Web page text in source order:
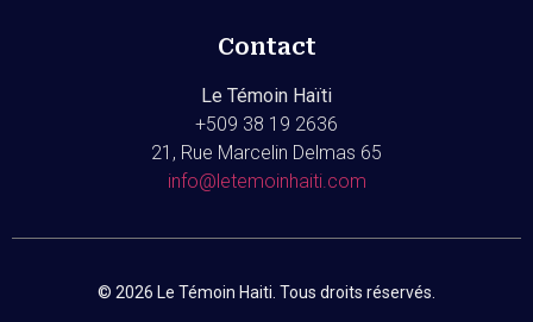
Contact
Le Témoin Haïti
+509 38 19 2636
21, Rue Marcelin Delmas 65
info@letemoinhaiti.com
© 2026 Le Témoin Haiti. Tous droits réservés.